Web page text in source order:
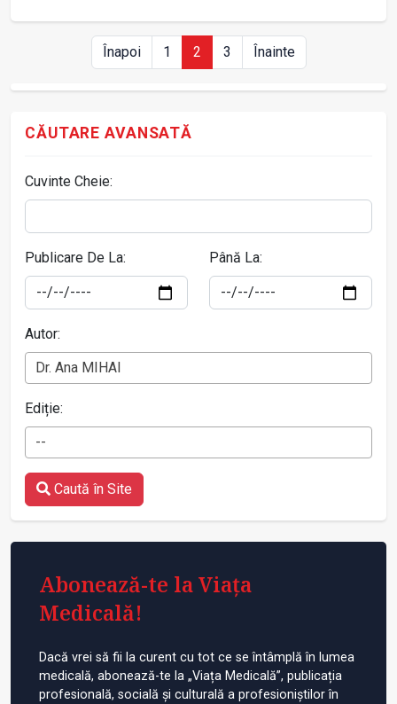
Înapoi 1 2 3 Înainte
CĂUTARE AVANSATĂ
Cuvinte Cheie:
Publicare De La: Până La:
Autor:
Dr. Ana MIHAI
Ediție:
--
Caută în Site
Abonează-te la Viața
Medicală!
Dacă vrei să fii la curent cu tot ce se întâmplă în lumea
medicală, abonează-te la „Viața Medicală”, publicația
profesională, socială și culturală a profesioniștilor în